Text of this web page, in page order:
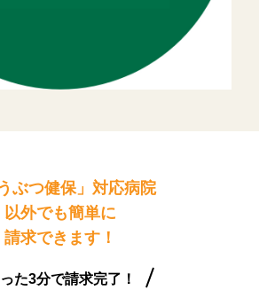
うぶつ健保」対応病院
以外でも簡単に
請求できます！
た3分で請求完了！